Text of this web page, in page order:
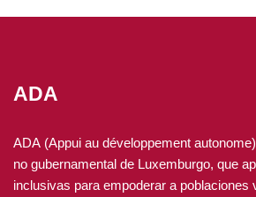
actividades económicas basadas en
ADA
ADA (Appui au développement
no gubernamental de Luxemburgo, que
inclusivas para empoderar a poblaciones